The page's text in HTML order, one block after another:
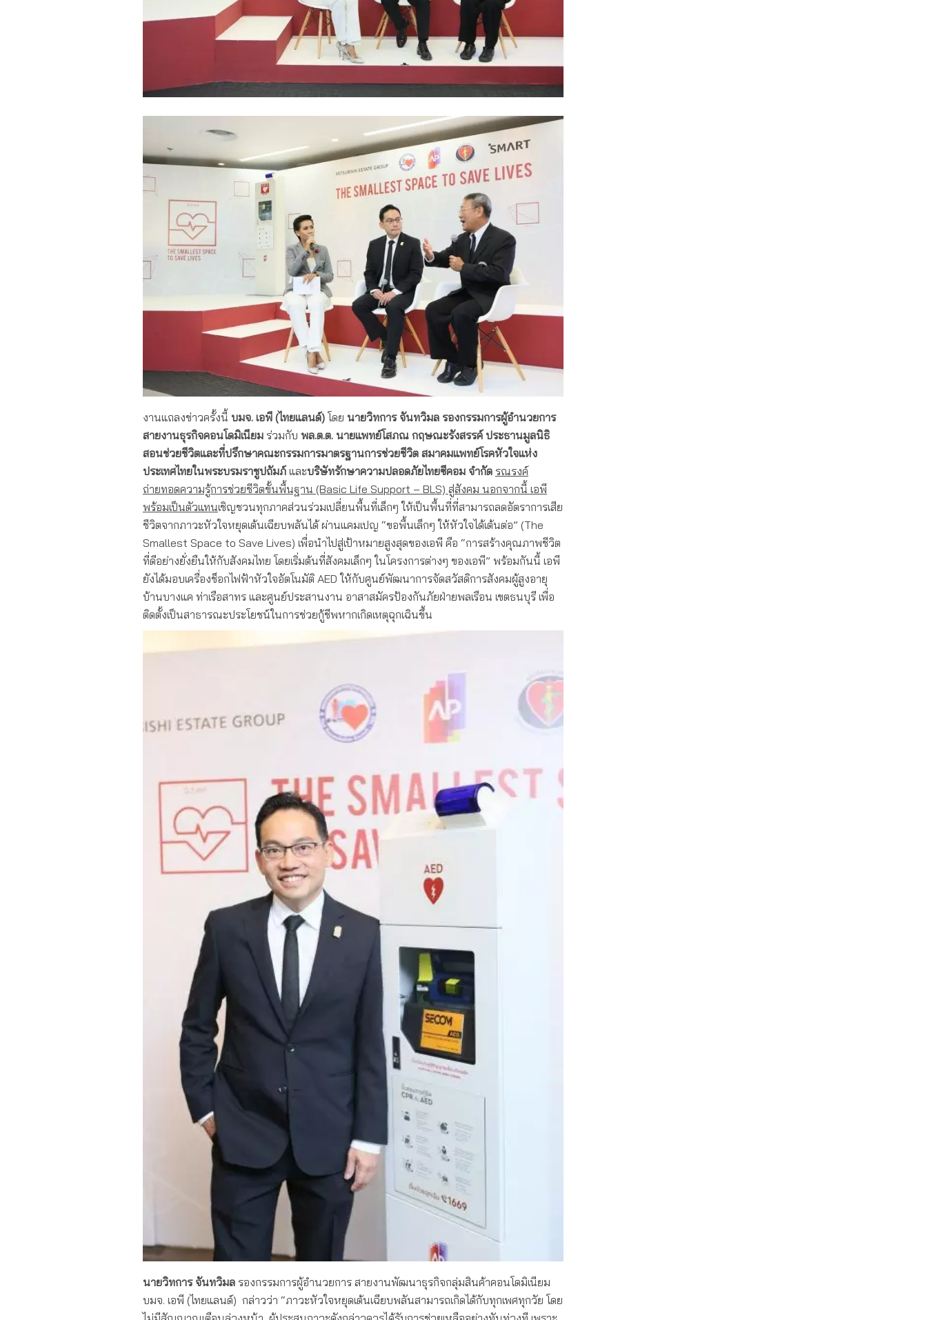
งานแถลงข่าวครั้งนี้ บมจ. เอพี (ไทยแลนด์) โดย นายวิทการ จันทวิมล รองกรรมการผู้อำนวยการ
สายงานธุรกิจคอนโดมิเนียม ร่วมกับ พล.ต.ต. นายแพทย์โสภณ กฤษณะรังสรรค์ ประธานมูลนิธิ
สอนช่วยชีวิตและที่ปรึกษาคณะกรรมการมาตรฐานการช่วยชีวิต สมาคมแพทย์โรคหัวใจแห่ง
ประเทศไทยในพระบรมราชูปถัมภ์ และบริษัทรักษาความปลอดภัยไทยซีคอม จำกัด รณรงค์
ถ่ายทอดความรู้การช่วยชีวิตขั้นพื้นฐาน (Basic Life Support – BLS) สู่สังคม นอกจากนี้ เอพี
พร้อมเป็นตัวแทนเชิญชวนทุกภาคส่วนร่วมเปลี่ยนพื้นที่เล็กๆ ให้เป็นพื้นที่ที่สามารถลดอัตราการเสีย
ชีวิตจากภาวะหัวใจหยุดเต้นเฉียบพลันได้ ผ่านแคมเปญ “ขอพื้นเล็กๆ ให้หัวใจได้เต้นต่อ” (The
Smallest Space to Save Lives) เพื่อนำไปสู่เป้าหมายสูงสุดของเอพี คือ “การสร้างคุณภาพชีวิต
ที่ดีอย่างยั่งยืนให้กับสังคมไทย โดยเริ่มต้นที่สังคมเล็กๆ ในโครงการต่างๆ ของเอพี” พร้อมกันนี้ เอพี
ยังได้มอบเครื่องช็อกไฟฟ้าหัวใจอัตโนมัติ AED ให้กับศูนย์พัฒนาการจัดสวัสดิการสังคมผู้สูงอายุ
บ้านบางแค ท่าเรือสาทร และศูนย์ประสานงาน อาสาสมัครป้องกันภัยฝ่ายพลเรือน เขตธนบุรี เพื่อ
ติดตั้งเป็นสาธารณะประโยชน์ในการช่วยกู้ชีพหากเกิดเหตุฉุกเฉินขึ้น
นายวิทการ จันทวิมล รองกรรมการผู้อำนวยการ สายงานพัฒนาธุรกิจกลุ่มสินค้าคอนโดมิเนียม
บมจ. เอพี (ไทยแลนด์) กล่าวว่า “ภาวะหัวใจหยุดเต้นเฉียบพลันสามารถเกิดได้กับทุกเพศทุกวัย โดย